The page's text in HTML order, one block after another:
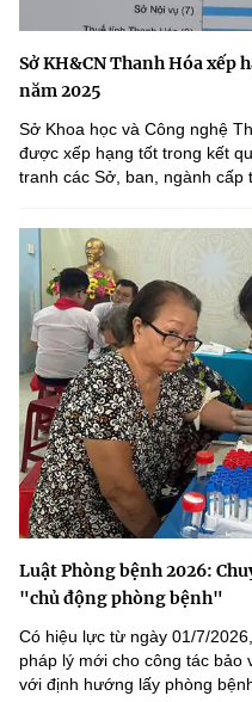
Sở KH&CN Thanh Hóa xếp
năm 2025
Sở Khoa học và Công nghệ
được xếp hạng tốt trong kết
tranh các Sở, ban, ngành cấp
Luật Phòng bệnh 2026:
"chủ động phòng bệnh"
Có hiệu lực từ ngày 01/7/
pháp lý mới cho công tác bảo
với định hướng lấy phòng